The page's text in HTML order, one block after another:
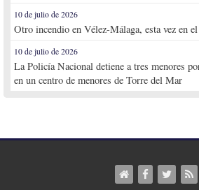
10 de julio de 2026
Otro incendio en Vélez-Málaga, esta vez en
10 de julio de 2026
La Policía Nacional detiene a tres menores
en un centro de menores de Torre del Mar